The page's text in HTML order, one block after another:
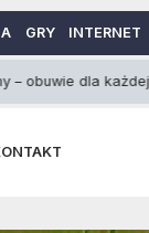
GRY INTERNET
każdej pani